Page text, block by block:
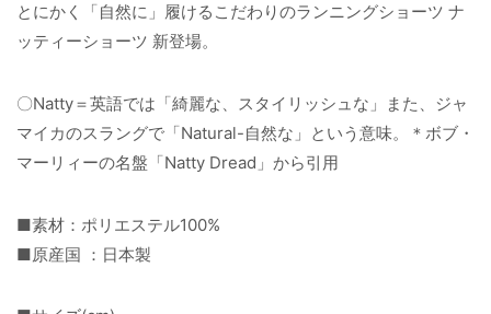
とにかく「自然に」履けるこだわりのランニングショーツ ナ
ッティーショーツ 新登場。
〇Natty＝英語では「綺麗な、スタイリッシュな」また、ジャ
マイカのスラングで「Natural-自然な」という意味。＊ボブ・
マーリィーの名盤「Natty Dread」から引用
■素材：ポリエステル100%
■原産国 ：日本製